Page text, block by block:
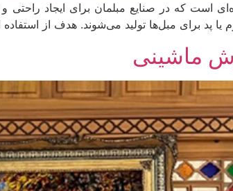
است که در صنایع مبلمان برای ایجاد راحتی
پد برای مبل‌ها تولید می‌شوند. هدف از
ماشینی